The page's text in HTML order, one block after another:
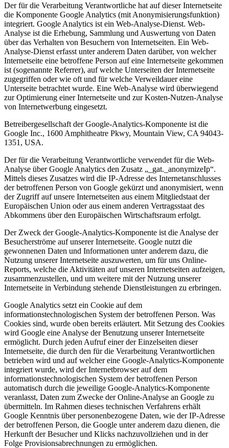
Der für die Verarbeitung Verantwortliche hat auf dieser Internetseite
die Komponente Google Analytics (mit Anonymisierungsfunktion)
integriert. Google Analytics ist ein Web-Analyse-Dienst. Web-
Analyse ist die Erhebung, Sammlung und Auswertung von Daten
über das Verhalten von Besuchern von Internetseiten. Ein Web-
Analyse-Dienst erfasst unter anderem Daten darüber, von welcher
Internetseite eine betroffene Person auf eine Internetseite gekommen
ist (sogenannte Referrer), auf welche Unterseiten der Internetseite
zugegriffen oder wie oft und für welche Verweildauer eine
Unterseite betrachtet wurde. Eine Web-Analyse wird überwiegend
zur Optimierung einer Internetseite und zur Kosten-Nutzen-Analyse
von Internetwerbung eingesetzt.
Betreibergesellschaft der Google-Analytics-Komponente ist die
Google Inc., 1600 Amphitheatre Pkwy, Mountain View, CA 94043-
1351, USA.
Der für die Verarbeitung Verantwortliche verwendet für die Web-
Analyse über Google Analytics den Zusatz „_gat._anonymizeIp“.
Mittels dieses Zusatzes wird die IP-Adresse des Internetanschlusses
der betroffenen Person von Google gekürzt und anonymisiert, wenn
der Zugriff auf unsere Internetseiten aus einem Mitgliedstaat der
Europäischen Union oder aus einem anderen Vertragsstaat des
Abkommens über den Europäischen Wirtschaftsraum erfolgt.
Der Zweck der Google-Analytics-Komponente ist die Analyse der
Besucherströme auf unserer Internetseite. Google nutzt die
gewonnenen Daten und Informationen unter anderem dazu, die
Nutzung unserer Internetseite auszuwerten, um für uns Online-
Reports, welche die Aktivitäten auf unseren Internetseiten aufzeigen,
zusammenzustellen, und um weitere mit der Nutzung unserer
Internetseite in Verbindung stehende Dienstleistungen zu erbringen.
Google Analytics setzt ein Cookie auf dem
informationstechnologischen System der betroffenen Person. Was
Cookies sind, wurde oben bereits erläutert. Mit Setzung des Cookies
wird Google eine Analyse der Benutzung unserer Internetseite
ermöglicht. Durch jeden Aufruf einer der Einzelseiten dieser
Internetseite, die durch den für die Verarbeitung Verantwortlichen
betrieben wird und auf welcher eine Google-Analytics-Komponente
integriert wurde, wird der Internetbrowser auf dem
informationstechnologischen System der betroffenen Person
automatisch durch die jeweilige Google-Analytics-Komponente
veranlasst, Daten zum Zwecke der Online-Analyse an Google zu
übermitteln. Im Rahmen dieses technischen Verfahrens erhält
Google Kenntnis über personenbezogene Daten, wie der IP-Adresse
der betroffenen Person, die Google unter anderem dazu dienen, die
Herkunft der Besucher und Klicks nachzuvollziehen und in der
Folge Provisionsabrechnungen zu ermöglichen.